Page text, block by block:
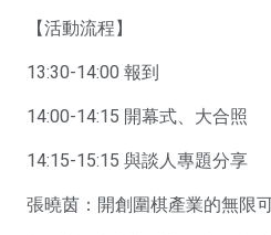
【活動流程】
13:30-14:00 報到
14:00-14:15 開幕式、大合照
14:15-15:15 與談人專題分享
張曉茵：開創圍棋產業的無限